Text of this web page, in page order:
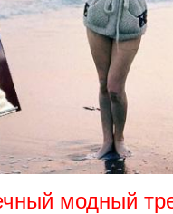
модный